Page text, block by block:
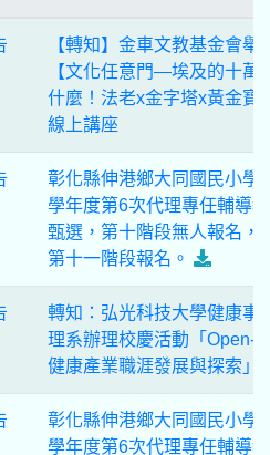
【轉知】金車文教基金會舉
【文化任意門—埃及的十萬
什麼！法老x金字塔x黃金寶
線上講座
彰化縣伸港鄉大同國民小學
學年度第6次代理專任輔導
甄選，第十階段無人報名，
第十一階段報名。
轉知：弘光科技大學健康事
理系辦理校慶活動「Open-
健康產業職涯發展與探索」
彰化縣伸港鄉大同國民小學
學年度第6次代理專任輔導